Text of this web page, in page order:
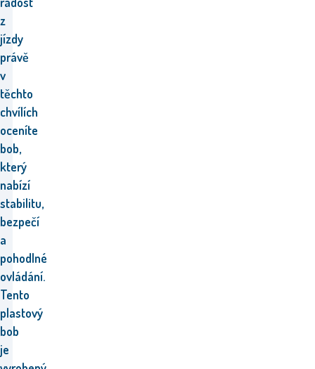
z
jízdy
právě
v
těchto
chvílích
oceníte
bob,
který
nabízí
stabilitu,
bezpečí
a
pohodlné
ovládání.
Tento
plastový
bob
je